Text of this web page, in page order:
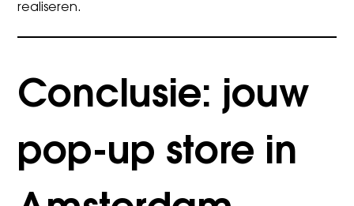
realiseren.
Conclusie: jouw
pop-up store in